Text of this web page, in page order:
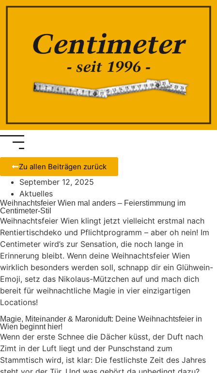
Zu allen Beiträgen zurück
September 12, 2025
Aktuelles
Weihnachtsfeier Wien mal anders – Feierstimmung im
Centimeter-Stil
Weihnachtsfeier Wien klingt jetzt vielleicht erstmal nach
Rentiertischdeko und Pflichtprogramm – aber oh nein! Im
Centimeter wird’s zur Sensation, die noch lange in
Erinnerung bleibt. Wenn deine Weihnachtsfeier Wien
wirklich besonders werden soll, schnapp dir ein Glühwein-
Emoji, setz das Nikolaus-Mützchen auf und mach dich
bereit für weihnachtliche Magie in vier einzigartigen
Locations!
Magie, Miteinander & Maroniduft: Deine Weihnachtsfeier in
Wien beginnt hier!
Wenn der erste Schnee die Dächer küsst, der Duft nach
Zimt in der Luft liegt und der Punschstand zum
Stammtisch wird, ist klar: Die festlichste Zeit des Jahres